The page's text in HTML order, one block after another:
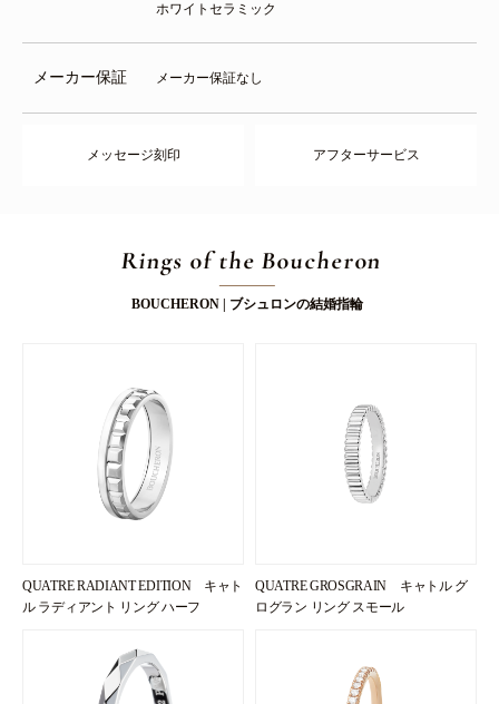
ホワイトセラミック
メーカー保証 メーカー保証なし
メッセージ刻印 アフターサービス
Rings of the Boucheron
BOUCHERON | ブシュロンの結婚指輪
QUATRE RADIANT EDITION キャト
ル ラディアント リング ハーフ
QUATRE GROSGRAIN キャトル グ
ログラン リング スモール